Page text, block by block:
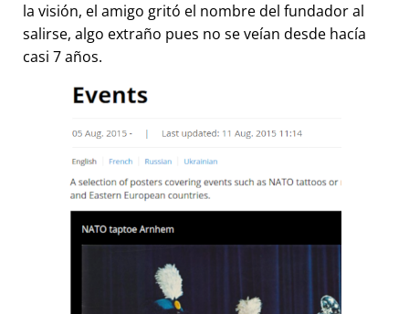
la visión, el amigo gritó el nombre del fundador al
salirse, algo extraño pues no se veían desde hacía
casi 7 años.